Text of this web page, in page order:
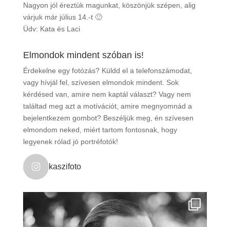
Nagyon jól éreztük magunkat, köszönjük szépen, alig
várjuk már július 14.-t 🙂
Üdv: Kata és Laci
Elmondok mindent szóban is!
Érdekelne egy fotózás? Küldd el a telefonszámodat,
vagy hívjál fel, szívesen elmondok mindent. Sok
kérdésed van, amire nem kaptál választ? Vagy nem
találtad meg azt a motívációt, amire megnyomnád a
bejelentkezem gombot? Beszéljük meg, én szívesen
elmondom neked, miért tartom fontosnak, hogy
legyenek rólad jó portréfotók!
kaszifoto